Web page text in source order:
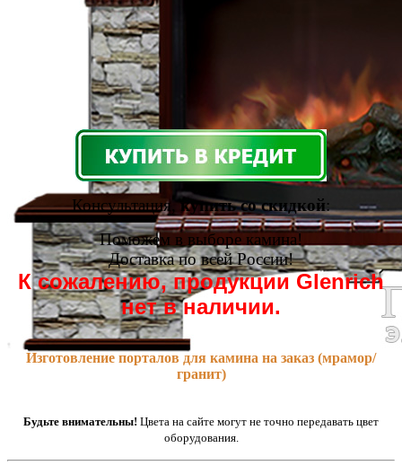
Консультация,купить со скидкой:
Поможем в выборе камина!
Доставка по всей России!
К сожалению, продукции Glenrich
нет в наличии.
Изготовление порталов для камина на заказ (мрамор/
гранит)
Будьте внимательны! Цвета на сайте могут не точно передавать цвет
оборудования.